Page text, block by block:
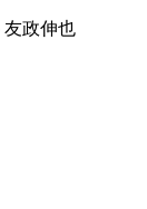
友政伸也